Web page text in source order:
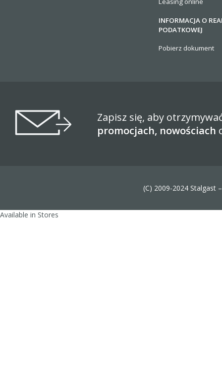
INFORMACJA O
PODATKOWEJ
Pobierz dokument
Zapisz się, aby
promocjach, nowościach
(C) 2009-2024 Stalgast
Available in Stores